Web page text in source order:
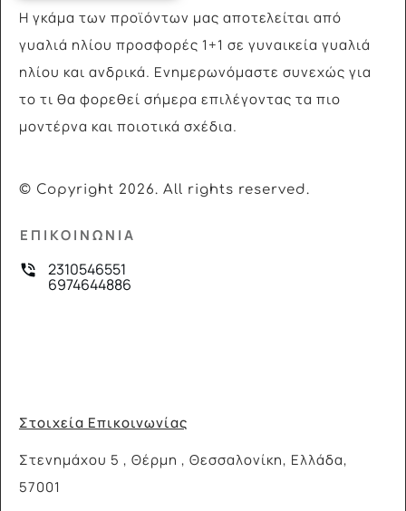
Η γκάμα των προϊόντων μας αποτελείται από
γυαλιά ηλίου προσφορές 1+1 σε γυναικεία γυαλιά
ηλίου και ανδρικά. Ενημερωνόμαστε συνεχώς για
το τι θα φορεθεί σήμερα επιλέγοντας τα πιο
μοντέρνα και ποιοτικά σχέδια.
© Copyright 2026. All rights reserved.
ΕΠΙΚΟΙΝΩΝΙΑ
2310546551
6974644886
Στοιχεία Επικοινωνίας
Στενημάχου 5 , Θέρμη , Θεσσαλονίκη, Ελλάδα,
57001